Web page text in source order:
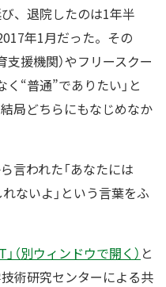
、退院したのは1年半
年1月だった。その
援機関）やフリースクー
“普通”でありたい」と
局どちらにもなじめなか
言われた「あなたには
ないよ」という言葉をふ
（別ウィンドウで開く） と
術研究センターによる共